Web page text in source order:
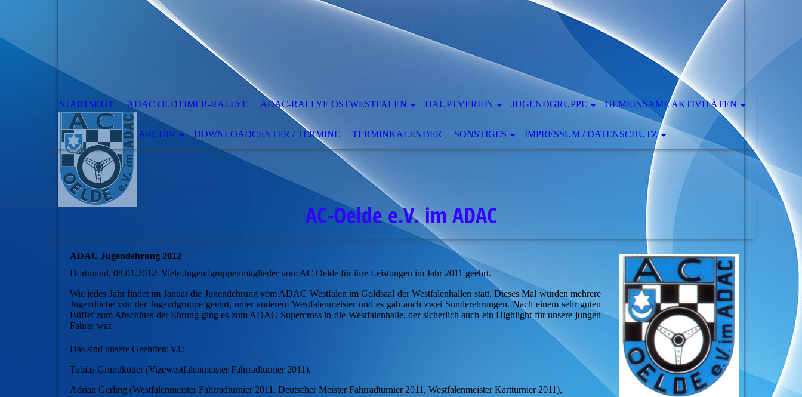
STARTSEITE ADAC OLDTIMER-RALLYE ADAC-RALLYE OSTWESTFALEN HAUPTVEREIN JUGENDGRUPPE GEMEINSAME AKTIVITÄTEN
ARCHIV DOWNLOADCENTER / TERMINE TERMINKALENDER SONSTIGES IMPRESSUM / DATENSCHUTZ
AC-Oelde e.V. im ADAC
ADAC Jugendehrung 2012
Dortmund, 08.01.2012: Viele Jugendgruppenmitglieder vom AC Oelde für ihre Leistungen im Jahr 2011 geehrt.
Wie jedes Jahr findet im Januar die Jugendehrung vom ADAC Westfalen im Goldsaal der Westfalenhallen statt. Dieses Mal wurden mehrere
Jugendliche von der Jugendgruppe geehrt, unter anderem Westfalenmeister und es gab auch zwei Sonderehrungen. Nach einem sehr guten
Büffet zum Abschluss der Ehrung ging es zum ADAC Supercross in die Westfalenhalle, der sicherlich auch ein Highlight für unsere jungen
Fahrer war.
Das sind unsere Geehrten: v.l.:
Tobias Grundkötter (Vizewestfalenmeister Fahrradturnier 2011),
Adrian Gerling (Westfalenmeister Fahrradturnier 2011, Deutscher Meister Fahrradturnier 2011, Westfalenmeister Kartturnier 2011),